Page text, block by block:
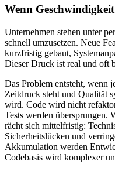
Wenn
Unternehmen stehen unter
schnell umzusetzen. Neue
kurzfristig gebaut,
Dieser Druck ist real und oft
Das Problem entsteht, wenn
Zeitdruck steht und Qualität
wird. Code wird nicht
Tests werden übersprungen.
rächt sich mittelfristig:
Sicherheitslücken und
Akkumulation werden
Codebasis wird komplexer